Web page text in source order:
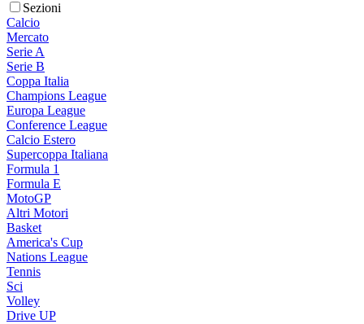
Sezioni
Calcio
Mercato
Serie A
Serie B
Coppa Italia
Champions League
Europa League
Conference League
Calcio Estero
Supercoppa Italiana
Formula 1
Formula E
MotoGP
Altri Motori
Basket
America's Cup
Nations League
Tennis
Sci
Volley
Drive UP